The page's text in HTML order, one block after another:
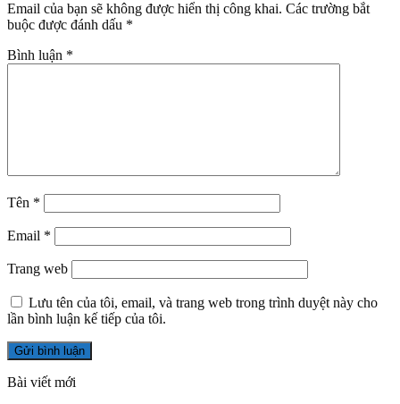
Email của bạn sẽ không được hiển thị công khai. Các trường bắt
buộc được đánh dấu *
Bình luận *
Tên *
Email *
Trang web
Lưu tên của tôi, email, và trang web trong trình duyệt này cho
lần bình luận kế tiếp của tôi.
Bài viết mới